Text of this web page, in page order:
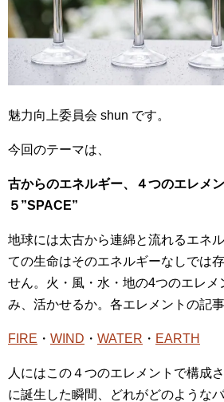
魅力向上委員会 shun です。
今回のテーマは、
古からのエネルギー、４つのエレメ
５”SPACE”
地球には太古から連綿と流れるエネ
ての生命はそのエネルギーなしでは
せん。火・風・水・地の4つのエレメ
み、活かせるか。各エレメントの記
FIRE ・ WIND ・ WATER ・ EARTH
人にはこの４つのエレメントで構成
に誕生した瞬間、どれがどのような